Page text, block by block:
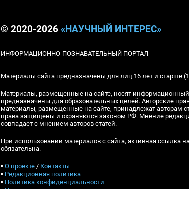
© 2020-2026 «НАУЧНЫЙ ИНТЕРЕС»
ИНФОРМАЦИОННО-ПОЗНАВАТЕЛЬНЫЙ ПОРТАЛ
Материалы сайта предназначены для лиц 16 лет и старше
Материалы, размещенные на сайте, носят информационный
предназначены для образовательных целей. Авторские
материалы, размещенные на сайте, принадлежат авторам
права защищены и охраняются законом РФ. Мнение
совпадает с мнением авторов статей.
При использовании материалов с сайта, активная ссылка
обязательна.
▪ О проекте/ Контакты
▪ Редакционная политика
▪ Политика конфиденциальности
▪Пользовательское соглашение